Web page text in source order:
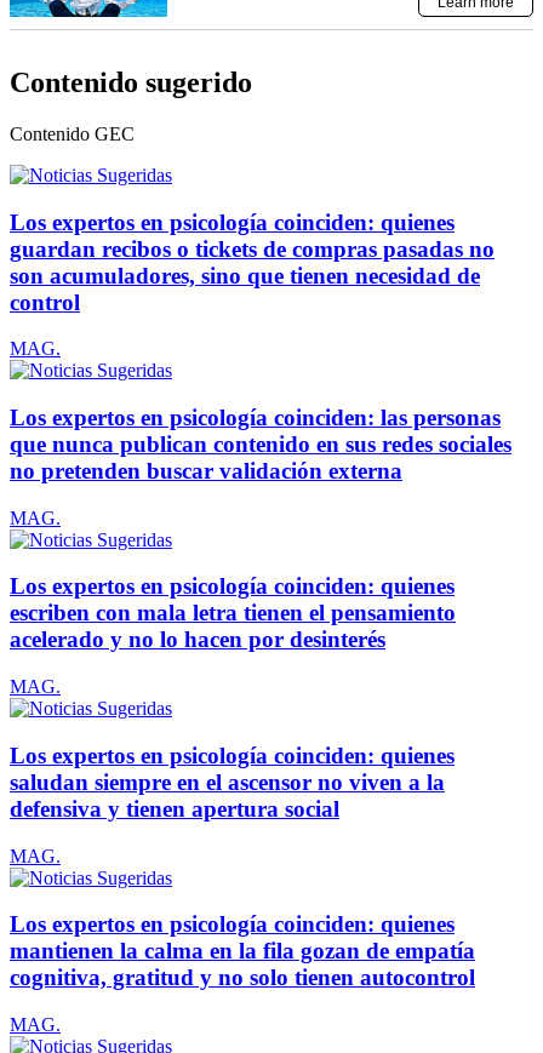
Contenido sugerido
Contenido GEC
Los expertos en psicología coinciden: quienes
guardan recibos o tickets de compras pasadas no
son acumuladores, sino que tienen necesidad de
control
MAG.
Los expertos en psicología coinciden: las personas
que nunca publican contenido en sus redes sociales
no pretenden buscar validación externa
MAG.
Los expertos en psicología coinciden: quienes
escriben con mala letra tienen el pensamiento
acelerado y no lo hacen por desinterés
MAG.
Los expertos en psicología coinciden: quienes
saludan siempre en el ascensor no viven a la
defensiva y tienen apertura social
MAG.
Los expertos en psicología coinciden: quienes
mantienen la calma en la fila gozan de empatía
cognitiva, gratitud y no solo tienen autocontrol
MAG.